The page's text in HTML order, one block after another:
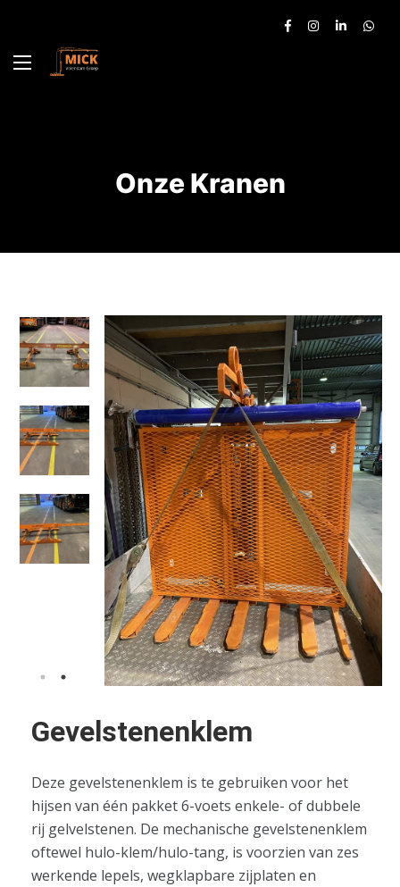
Onze Kranen
Gevelstenenklem
Deze gevelstenenklem is te gebruiken voor het
hijsen van één pakket 6-voets enkele- of dubbele
rij gelvelstenen. De mechanische gevelstenenklem
oftewel hulo-klem/hulo-tang, is voorzien van zes
werkende lepels, wegklapbare zijplaten en